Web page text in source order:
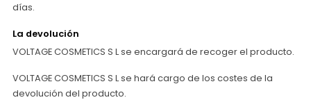
días.
La devolución
VOLTAGE COSMETICS S L se encargará de recoger el producto.
VOLTAGE COSMETICS S L se hará cargo de los costes de la
devolución del producto.